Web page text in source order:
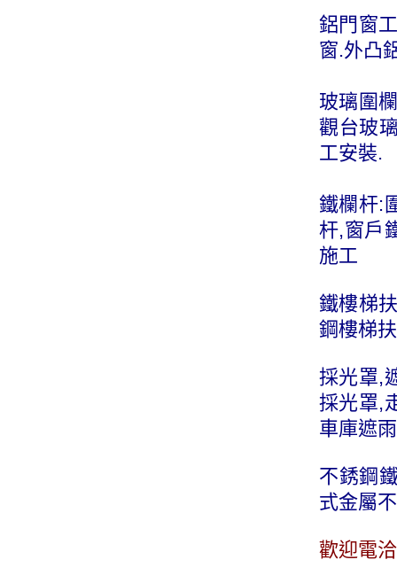
鋁門窗
窗.外凸
玻璃圍
觀台玻
工安裝.
鐵欄杆:
杆,窗戶
施工
鐵樓梯
鋼樓梯
採光罩,
採光罩,
車庫遮
不銹鋼
式金屬
歡迎電